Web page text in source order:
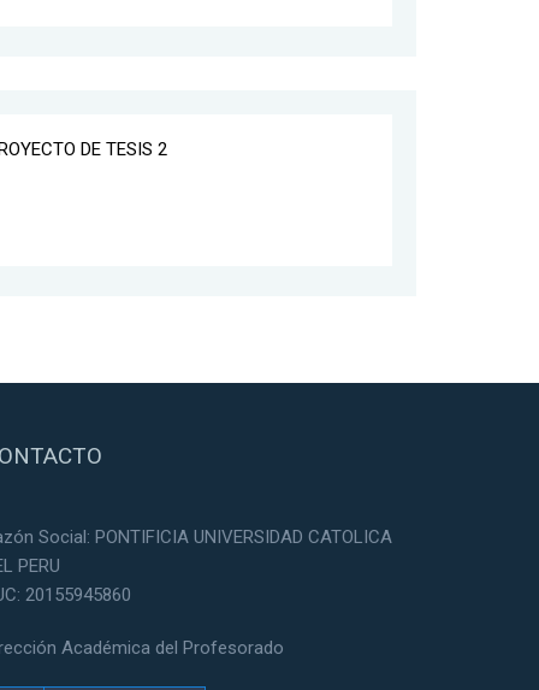
DE TESIS 2
Social: PONTIFICIA UNIVERSIDAD CATOLICA
PERU
20155945860
Académica del Profesorado